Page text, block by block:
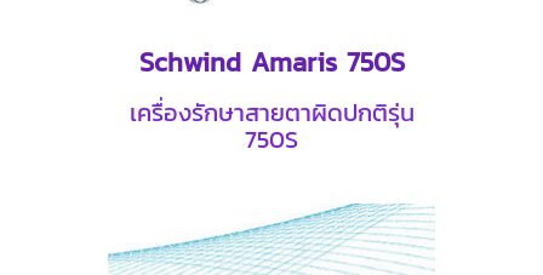
Schwind Amaris 750S
เครื่องรักษาสายตาผิดปกติรุ่น
750S